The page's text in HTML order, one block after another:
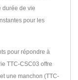
durée de vie
pour les
pour répondre à
TTC-CSC03 offre
une manchon (TTC-